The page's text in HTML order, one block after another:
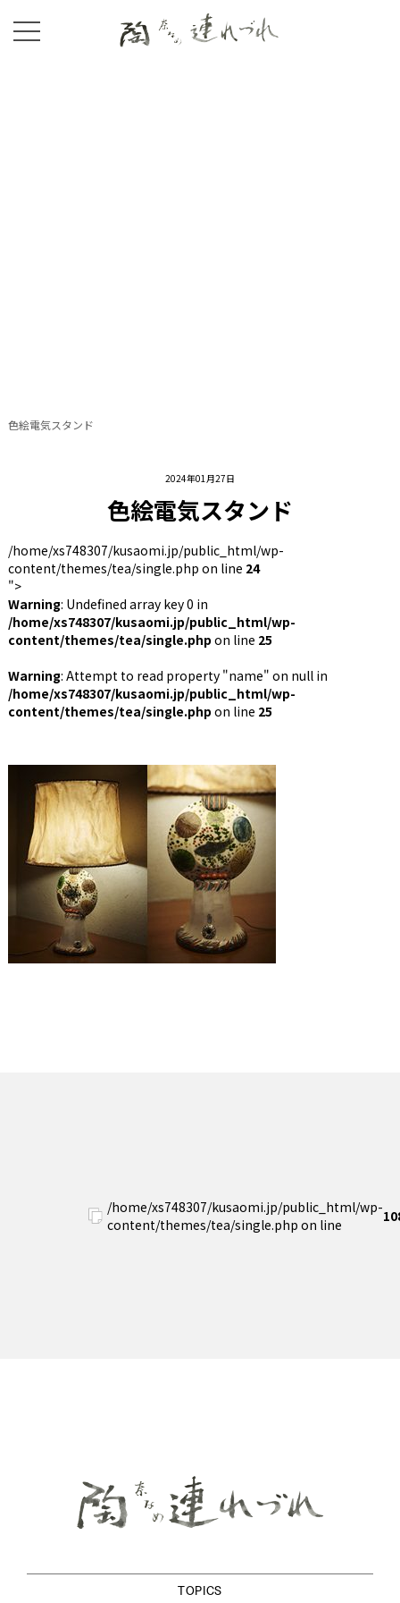
2024年01月27日
色絵電気スタンド
/home/xs748307/kusaomi.jp/public_html/wp-
content/themes/tea/single.php on line 24
">
Warning: Undefined array key 0 in
/home/xs748307/kusaomi.jp/public_html/wp-
content/themes/tea/single.php on line 25
Warning: Attempt to read property "name" on null in
/home/xs748307/kusaomi.jp/public_html/wp-
content/themes/tea/single.php on line 25
色絵電気スタンド
/home/xs748307/kusaomi.jp/public_html/wp-
content/themes/tea/single.php on line
TOPICS